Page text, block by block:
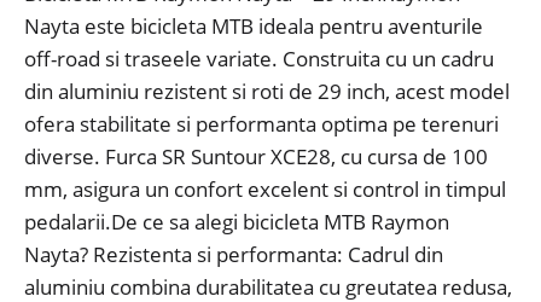
Nayta este bicicleta MTB ideala pentru aventurile
off-road si traseele variate. Construita cu un cadru
din aluminiu rezistent si roti de 29 inch, acest model
ofera stabilitate si performanta optima pe terenuri
diverse. Furca SR Suntour XCE28, cu cursa de 100
mm, asigura un confort excelent si control in timpul
pedalarii.De ce sa alegi bicicleta MTB Raymon
Nayta? Rezistenta si performanta: Cadrul din
aluminiu combina durabilitatea cu greutatea redusa,